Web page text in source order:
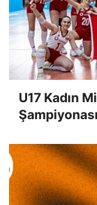
U17 Kadın